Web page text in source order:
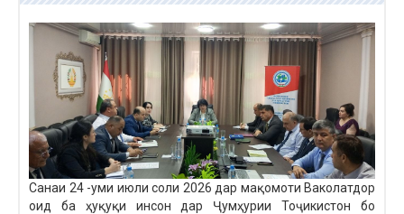
Санаи 24 -уми июли соли 2026 дар мақомоти Ваколатдор
оид ба ҳуқуқи инсон дар Ҷумҳурии Тоҷикистон бо